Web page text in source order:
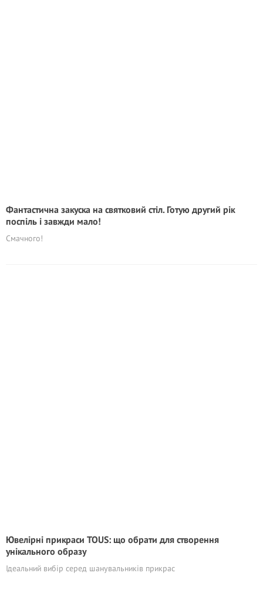
Фантастична закуска на святковий стіл. Готую другий рік
поспіль і завжди мало!
Смачного!
Ювелірні прикраси TOUS: що обрати для створення
унікального образу
Ідеальний вибір серед шанувальників прикрас